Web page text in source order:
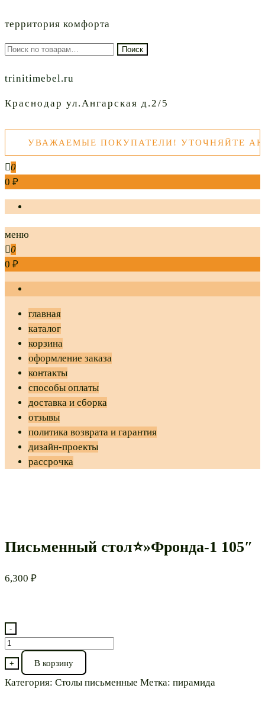
территория комфорта
Искать: Поиск
trinitimebel.ru
Краснодар ул.Ангарская д.2/5
УВАЖАЕМЫЕ ПОКУПАТЕЛИ! УТОЧНЯЙТЕ
0
0 ₽
меню
0
0 ₽
главная
каталог
корзина
оформление заказа
контакты
способы оплаты
доставка и сборка
отзывы
политика возврата и гарантия
дизайн-проекты
рассрочка
Письменный стол⭐»Фронда-1 105″
6,300 ₽
-
Количество
товара
Письменный
стол⭐"Фронда-1
+ В корзину
Категория: Столы письменные Метка: пирамида